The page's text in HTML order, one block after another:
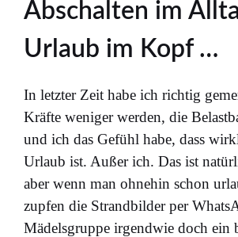
Abschalten im
Urlaub im Kopf …
In letzter Zeit habe ich richtig
Kräfte weniger werden, die
und ich das Gefühl habe, dass
Urlaub ist. Außer ich. Das ist
aber wenn man ohnehin schon
zupfen die Strandbilder per
Mädelsgruppe irgendwie doch ein